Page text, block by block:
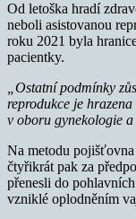
Od letoška hradí
neboli asistovanou
roku 2021 byla
pacientky.
„Ostatní podmínky
reprodukce je
v oboru gynekologie
Na metodu
čtyřikrát pak za
přenesli do
vzniklé oplodněním